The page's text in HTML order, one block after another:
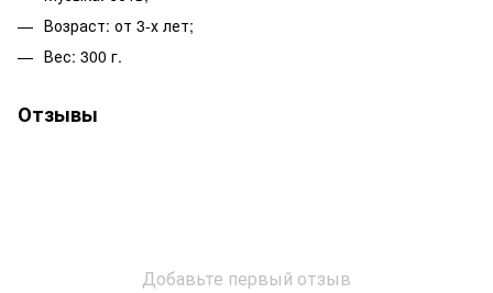
Возраст: от 3-х лет;
Вес: 300 г.
Отзывы
Добавьте первый отзыв